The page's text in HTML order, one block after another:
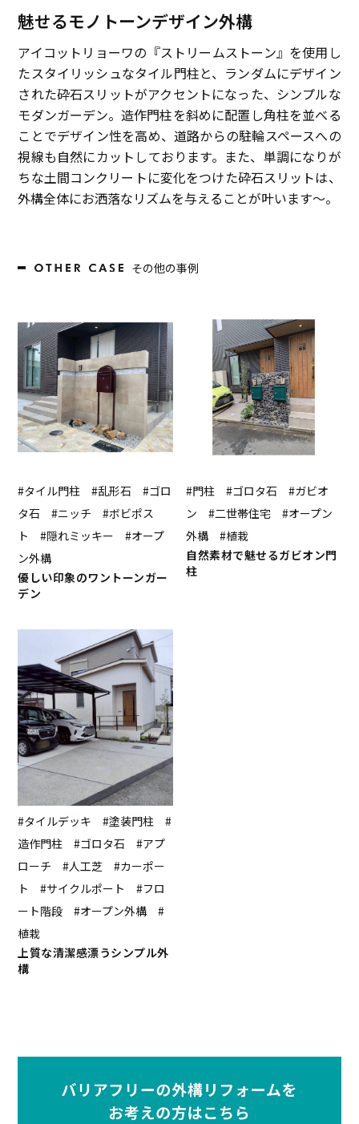
魅せるモノトーンデザイン外構
アイコットリョーワの『ストリームストーン』を使用し
たスタイリッシュなタイル門柱と、ランダムにデザイン
された砕石スリットがアクセントになった、シンプルな
モダンガーデン。造作門柱を斜めに配置し角柱を並べる
ことでデザイン性を高め、道路からの駐輪スペースへの
視線も自然にカットしております。また、単調になりが
ちな土間コンクリートに変化をつけた砕石スリットは、
外構全体にお洒落なリズムを与えることが叶います～。
その他の事例
#タイル門柱 #乱形石 #ゴロ
タ石 #ニッチ #ボビポス
ト #隠れミッキー #オープ
ン外構
優しい印象のワントーンガー
デン
#門柱 #ゴロタ石 #ガビオ
ン #二世帯住宅 #オープン
外構 #植栽
自然素材で魅せるガビオン門
柱
#タイルデッキ #塗装門柱 #
造作門柱 #ゴロタ石 #アプ
ローチ #人工芝 #カーポー
ト #サイクルポート #フロ
ート階段 #オープン外構 #
植栽
上質な清潔感漂うシンプル外
構